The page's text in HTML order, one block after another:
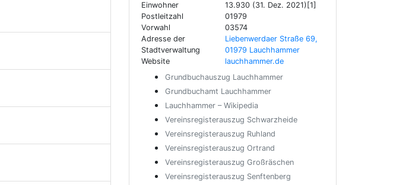
Einwohner
13.930 (31. Dez. 2021)[1]
Postleitzahl
01979
Vorwahl
03574
Adresse der
Stadtverwaltung
Liebenwerdaer Straße 69,
01979 Lauchhammer
Website
lauchhammer.de
Grundbuchauszug Lauchhammer
Grundbuchamt Lauchhammer
Lauchhammer – Wikipedia
Vereinsregisterauszug Schwarzheide
Vereinsregisterauszug Ruhland
Vereinsregisterauszug Ortrand
Vereinsregisterauszug Großräschen
Vereinsregisterauszug Senftenberg